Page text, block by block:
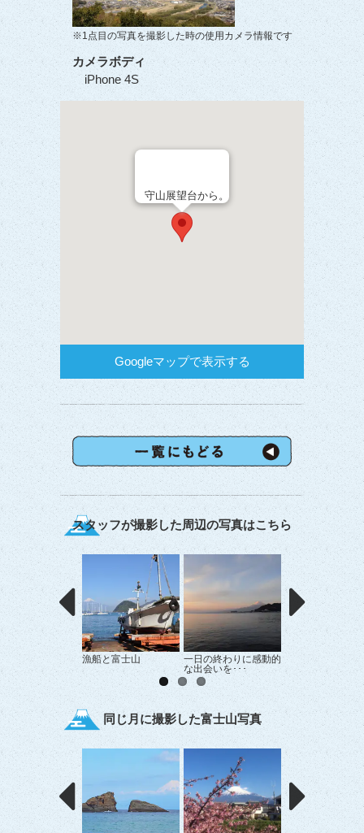
※1点目の写真を撮影した時の使用カメラ情報です
カメラボディ
iPhone 4S
守山展望台から。
Googleマップで表示する
スタッフが撮影した周辺の写真はこちら
漁船と富士山
一日の終わりに感動的
な出会いを･･･
毎朝見ているの
同じ月に撮影した富士山写真